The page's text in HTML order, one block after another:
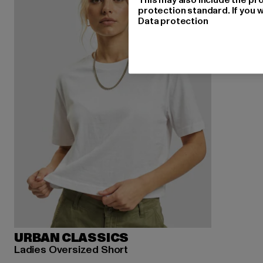
URBAN CLASSICS
Ladies Oversized Short
protection standard. If you
Data protection